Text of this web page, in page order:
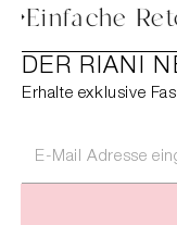
Einfache
DER RIANI
Erhalte exklusive